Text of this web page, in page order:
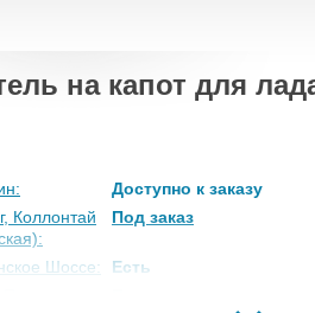
на капот для
Доступно к заказу
Коллонтай
Под заказ
Шоссе:
Есть